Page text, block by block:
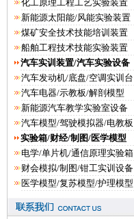
化工原理工程工艺实验装置
新能源太阳能/风能实验装置
煤矿安全技术技能培训装置
船舶工程技术技能实验装置
汽车实训装置/汽车实验设备
汽车发动机/底盘/空调实训台
汽车电器/示教板/解剖模型
新能源汽车教学实验室设备
汽车模型/驾驶模拟器/电教板
实验箱/财经/制图/医学模型
电学/单片机/通信原理实验箱
财会模拟/制图/钳工实训设备
医学模型/复苏模型/护理模型